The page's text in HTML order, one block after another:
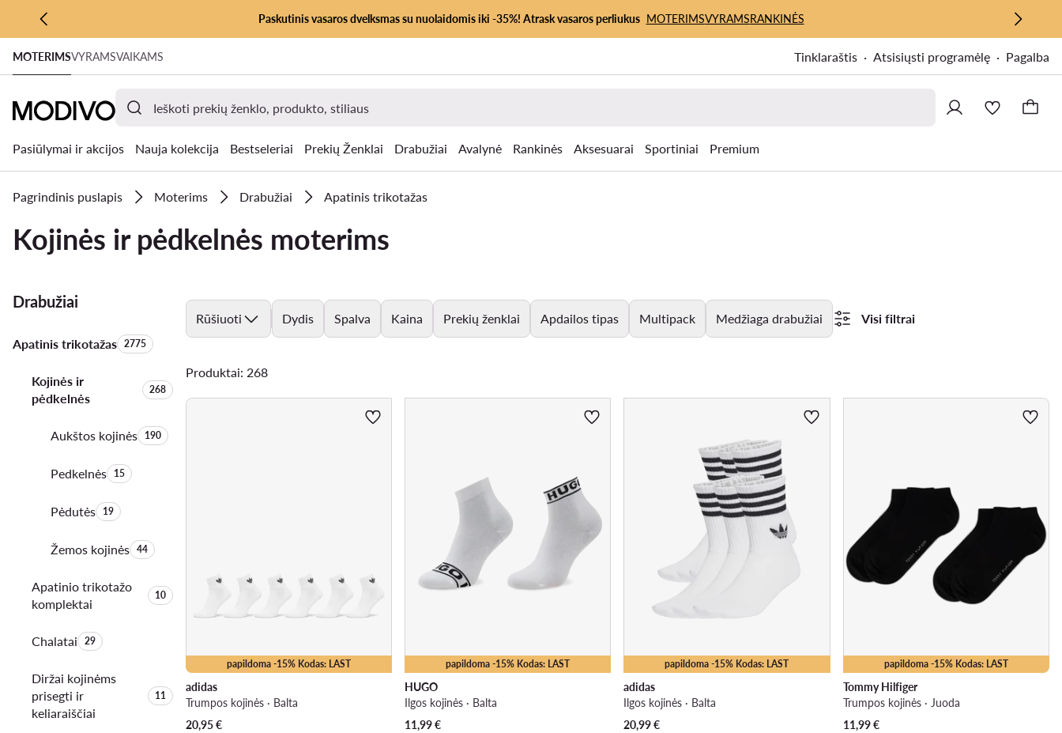
PEREITI PRIE PAGRINDINIO TURINIO
PEREITI Į PAIEŠKĄ
Paskutinis vasaros dvelksmas su nuolaidomis iki -35%! Atrask vasaros perliukus MOTERIMSVYRAMSRANKINĖS
MOTERIMSVYRAMSVAIKAMS Tinklaraštis Atsisiųsti programėlę Pagalba
Pasiūlymai ir akcijos Nauja kolekcija Bestseleriai Prekių Ženklai Drabužiai Avalynė Rankinės Aksesuarai Sportiniai Premium
Pagrindinis puslapis Moterims Drabužiai Apatinis trikotažas
Kojinės ir pėdkelnės moterims
Drabužiai
Apatinis trikotažasProduktų skaičius:
2775
Kojinės ir
pėdkelnės
Produktų skaičius:
268
Aukštos kojinėsProduktų skaičius:
190
PedkelnėsProduktų skaičius:
15
PėdutėsProduktų skaičius:
19
Žemos kojinėsProduktų skaičius:
44
Apatinio trikotažo
komplektai
Produktų skaičius:
10
ChalataiProduktų skaičius:
29
Diržai kojinėms
prisegti ir
keliaraiščiai
Produktų skaičius:
11
Rūšiuoti Dydis Spalva Kaina Prekių ženklai Apdailos tipas Multipack Medžiaga drabužiai Visi filtrai
Produktai: 268
papildoma -15% Kodas: LAST
adidas
Trumpos kojinės · Balta
20,95€
papildoma -15% Kodas: LAST
HUGO
Ilgos kojinės · Balta
11,99€
papildoma -15% Kodas: LAST
adidas
Ilgos kojinės · Balta
20,99€
papildoma -15% Kodas: LAST
Tommy Hilfiger
Trumpos kojinės · Juoda
11,99€